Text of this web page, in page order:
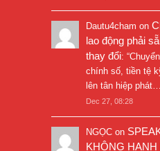
Dautu4cham on
lao động phải
thay đổi: “
chính số, tiền tệ
lên tân hiệp phát…
Dec 27, 08:28
NGỌC on
KHÔNG